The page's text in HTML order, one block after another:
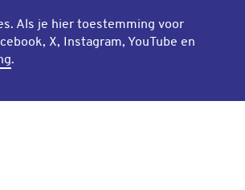
. Als je hier toestemming voor
X, Instagram, YouTube en
.